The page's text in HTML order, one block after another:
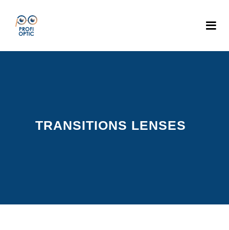
TRANSITIONS LENSES